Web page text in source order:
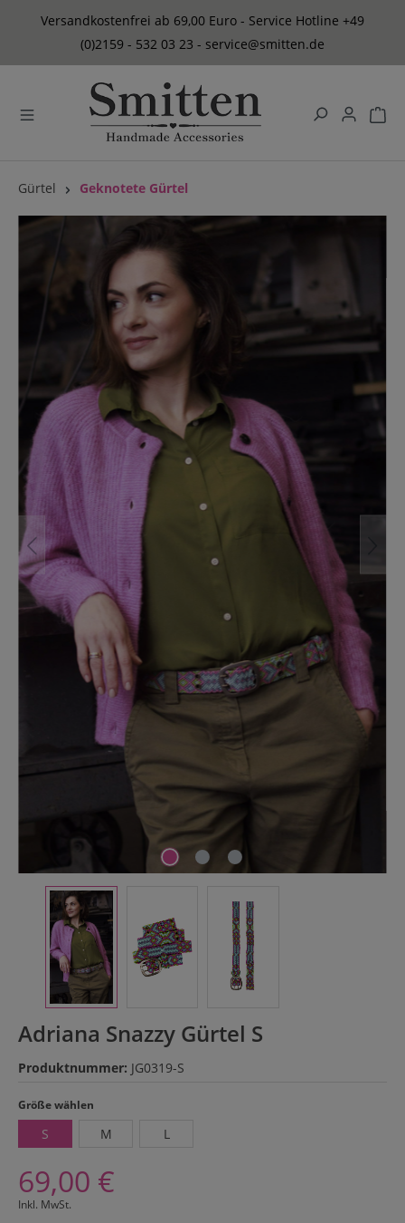
springen
Versandkostenfrei ab 69,00 Euro - Service Hotline +49
(0)2159 - 532 03 23 - service@smitten.de
Gürtel Geknotete Gürtel
Bildergalerie überspringen
Adriana Snazzy Gürtel S
Produktnummer: JG0319-S
Größe wählen
S
M L
69,00 €
Inkl. MwSt.